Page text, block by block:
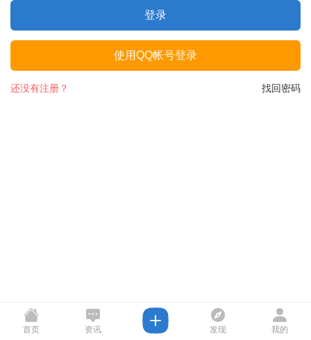
登录
使用QQ帐号登录
找回密码
还没有注册？
首页 资讯 发现 我的